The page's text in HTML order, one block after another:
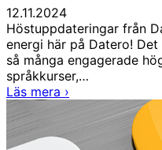
12.11.2024
Höstuppdateringar från
energi här på Datero!
så många engagerade
språkkurser,…
Läs mera Vad
oss?
›